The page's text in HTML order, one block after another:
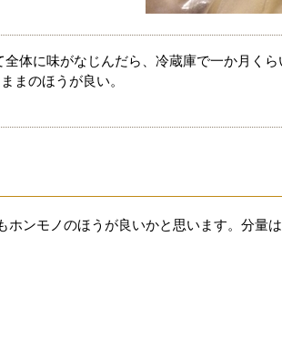
全体に味がなじんだら、冷蔵庫で一か月く
まのほうが良い。
ホンモノのほうが良いかと思います。分量